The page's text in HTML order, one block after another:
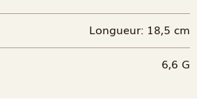
Longueur: 18,5 cm
6,6 G